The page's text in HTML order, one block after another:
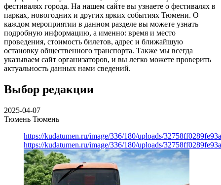
фестивалях города. На нашем сайте вы узнаете о фестивалях в
парках, новогодних и других ярких событиях Тюмени. О
каждом мероприятии в данном разделе вы можете узнать
подробную информацию, а именно: время и место
проведения, стоимость билетов, адрес и ближайшую
остановку общественного транспорта. Также мы всегда
указываем сайт организаторов, и вы легко можете проверить
актуальность данных нами сведений.
Выбор редакции
2025-04-07
Тюмень Тюмень
https://kudatumen.ru/image/336/180/uploads/
https://kudatumen.ru/image/336/180/uploads/